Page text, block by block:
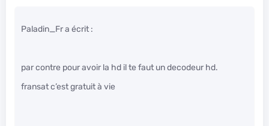
Paladin_Fr a écrit :
par contre pour avoir la hd il te faut un decodeur hd.
fransat c’est gratuit à vie